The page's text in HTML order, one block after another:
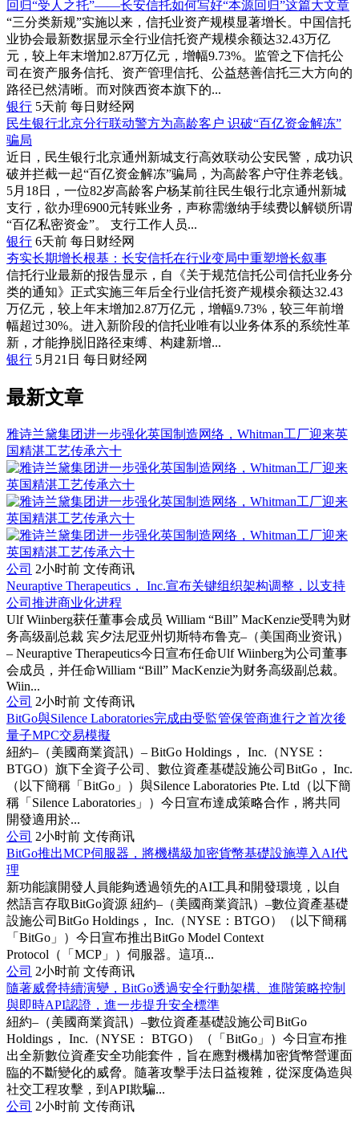
回归“受人之托”——长安信托如何写好“本源回归”这篇大文章
“三分类新规”实施以来，信托业资产规模显著增长。中国信托
业协会最新数据显示全行业信托资产规模余额达32.43万亿
元，较上年末增加2.87万亿元，增幅9.73%。监管之下信托公
司在资产服务信托、资产管理信托、公益慈善信托三大方向的
路径已然清晰。而对陕西资本旗下的...
银行 5天前 每日财经网
民生银行北京分行联动警方为高龄客户 识破“百亿资金解冻”
骗局
近日，民生银行北京通州新城支行高效联动公安民警，成功识
破并拦截一起“百亿资金解冻”骗局，为高龄客户守住养老钱。
5月18日，一位82岁高龄客户杨某前往民生银行北京通州新城
支行，欲办理6900元转账业务，声称需缴纳手续费以解锁所谓
“百亿私密资金”。 支行工作人员...
银行 6天前 每日财经网
夯实长期增长根基：长安信托在行业变局中重塑增长叙事
信托行业最新的报告显示，自《关于规范信托公司信托业务分
类的通知》正式实施三年后全行业信托资产规模余额达32.43
万亿元，较上年末增加2.87万亿元，增幅9.73%，较三年前增
幅超过30%。进入新阶段的信托业唯有以业务体系的系统性革
新，才能挣脱旧路径束缚、构建新增...
银行 5月21日 每日财经网
最新文章
雅诗兰黛集团进一步强化英国制造网络，Whitman工厂迎来英
国精湛工艺传承六十
公司 2小时前 文传商讯
Neuraptive Therapeutics， Inc.宣布关键组织架构调整，以支持
公司推进商业化进程
Ulf Wiinberg获任董事会成员 William “Bill” MacKenzie受聘为财
务高级副总裁 宾夕法尼亚州切斯特布鲁克–（美国商业资讯）
– Neuraptive Therapeutics今日宣布任命Ulf Wiinberg为公司董事
会成员，并任命William “Bill” MacKenzie为财务高级副总裁。
Wiin...
公司 2小时前 文传商讯
BitGo與Silence Laboratories完成由受監管保管商進行之首次後
量子MPC交易模擬
紐約–（美國商業資訊）– BitGo Holdings， Inc.（NYSE：
BTGO）旗下全資子公司、數位資產基礎設施公司BitGo， Inc.
（以下簡稱「BitGo」）與Silence Laboratories Pte. Ltd（以下簡
稱「Silence Laboratories」）今日宣布達成策略合作，將共同
開發適用於...
公司 2小时前 文传商讯
BitGo推出MCP伺服器，將機構級加密貨幣基礎設施導入AI代
理
新功能讓開發人員能夠透過領先的AI工具和開發環境，以自
然語言存取BitGo資源 紐約–（美國商業資訊）–數位資產基礎
設施公司BitGo Holdings， Inc.（NYSE：BTGO）（以下簡稱
「BitGo」）今日宣布推出BitGo Model Context
Protocol（「MCP」）伺服器。這項...
公司 2小时前 文传商讯
隨著威脅持續演變，BitGo透過安全行動架構、進階策略控制
與即時API認證，進一步提升安全標準
紐約–（美國商業資訊）–數位資產基礎設施公司BitGo
Holdings， Inc.（NYSE： BTGO）（「BitGo」）今日宣布推
出全新數位資產安全功能套件，旨在應對機構加密貨幣營運面
臨的不斷變化的威脅。隨著攻擊手法日益複雜，從深度偽造與
社交工程攻擊，到API欺騙...
公司 2小时前 文传商讯